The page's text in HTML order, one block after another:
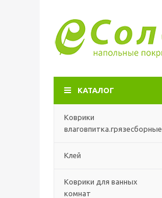
КАТАЛОГ
Коврики
влаговпитка.грязесборные
Клей
Коврики для ванных
комнат